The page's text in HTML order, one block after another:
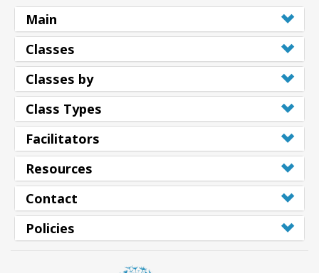
Main
Classes
Classes by
Class Types
Facilitators
Resources
Contact
Policies